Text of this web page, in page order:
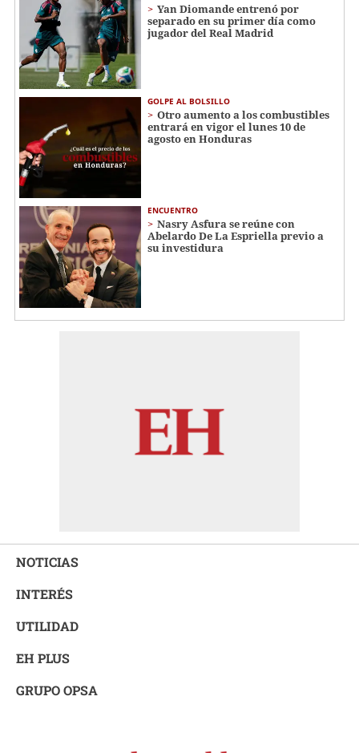
Yan Diomande entrenó por
separado en su primer día como
jugador del Real Madrid
GOLPE AL BOLSILLO
Otro aumento a los combustibles
entrará en vigor el lunes 10 de
agosto en Honduras
ENCUENTRO
Nasry Asfura se reúne con
Abelardo De La Espriella previo a
su investidura
NOTICIAS
INTERÉS
UTILIDAD
EH PLUS
GRUPO OPSA